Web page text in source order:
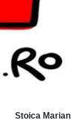
Stoica Marian